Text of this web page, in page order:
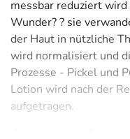
messbar reduziert
Wunder? ? sie
der Haut in nützliche
wird normalisiert und
Prozesse - Pickel und
Lotion wird nach der
aufgetragen.